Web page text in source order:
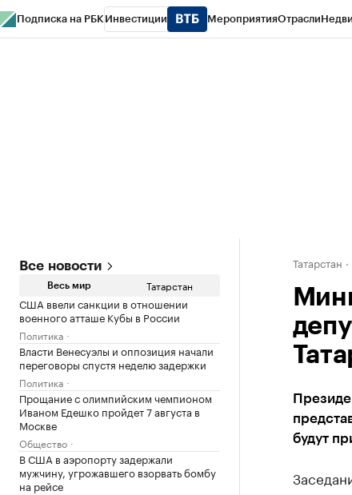
Подписка на РБК Инвестиции МероприятияОтрасли
Все новости
Весь мир Татарстан
США ввели санкции в отношении
военного атташе Кубы в России
Политика
Власти Венесуэлы и оппозиция начали
переговоры спустя неделю задержки
Политика
Прощание с олимпийским чемпионом
Иваном Едешко пройдет 7 августа в
Москве
Общество
В США в аэропорту задержали
мужчину, угрожавшего взорвать бомбу
на рейсе
Татарстан
будут